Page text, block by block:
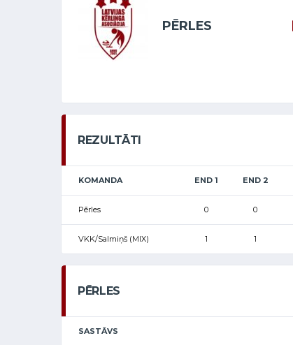
PĒRLES
REZULTĀTI
KOMANDA END 1 END 2
Pērles 0 0
VKK/Salmiņš (MIX) 1 1
PĒRLES
SASTĀVS